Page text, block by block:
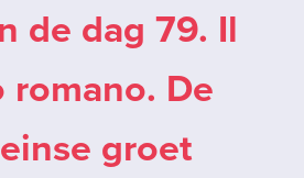
de dag 79. Il
romano. De
groet